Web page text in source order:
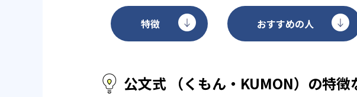
特徴 おすすめの人
公文式 （くもん・KUMON）の特徴